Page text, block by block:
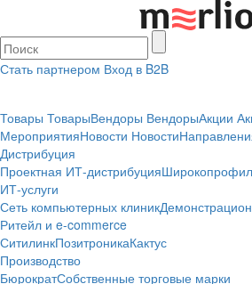
Стать партнером Вход в B2B
Товары ТоварыВендоры ВендорыАкции
МероприятияНовости Новости
Дистрибуция
Проектная ИТ-дистрибуция
ИТ-услуги
Сеть компьютерных клиник
Ритейл и e-commerce
СитилинкПозитроникаКактус
Производство
БюрократСобственные торговые марки